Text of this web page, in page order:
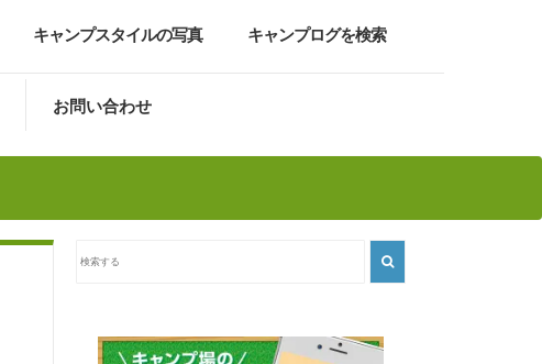
キャンプスタイルの写真 キャンプログを検索
お問い合わせ